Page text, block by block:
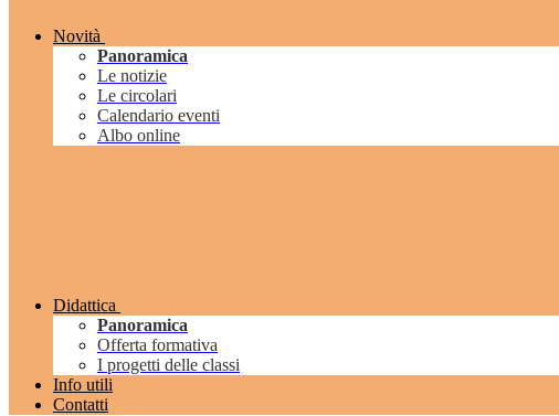
Novità
Panoramica
Le notizie
Le circolari
Calendario eventi
Albo online
Didattica
Panoramica
Offerta formativa
I progetti delle classi
Info utili
Contatti